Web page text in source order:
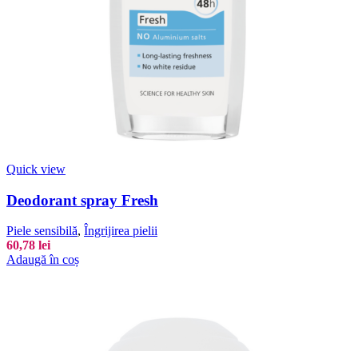
Quick view
Deodorant spray Fresh
Piele sensibilă, Îngrijirea pielii
60,78 lei
Adaugă în coș